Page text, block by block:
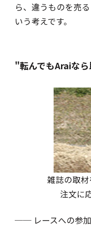
ら、違うものを売
いう考えです。
"転んでもAraiな
雑誌の取材
注文に
── レースへの参加